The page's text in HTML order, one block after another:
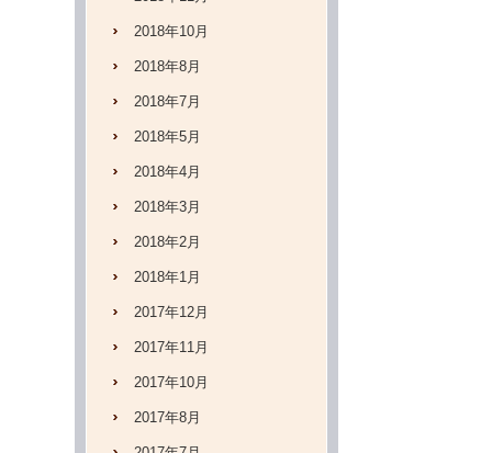
2018年10月
2018年8月
2018年7月
2018年5月
2018年4月
2018年3月
2018年2月
2018年1月
2017年12月
2017年11月
2017年10月
2017年8月